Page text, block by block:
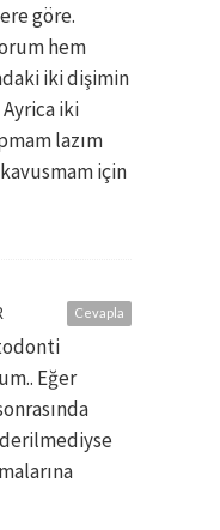
göre.
hem
iki dişimin
Ayrica iki
lazım
için
Cevapla
Eğer